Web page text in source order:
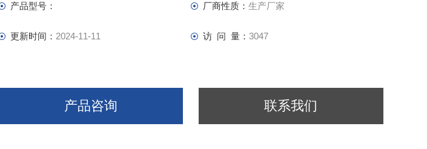
产品型号： 厂商性质： 生产厂家
更新时间： 2024-11-11 访 问 量： 3047
产品咨询 联系我们